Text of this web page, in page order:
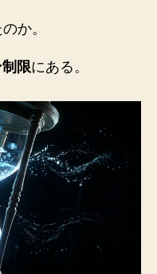
か。
限にある。